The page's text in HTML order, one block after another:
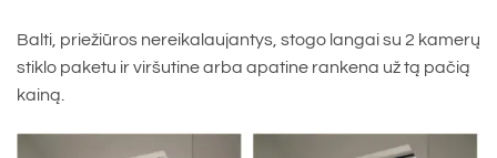
Balti, priežiūros nereikalaujantys, stogo langai su 2 kamerų
stiklo paketu ir viršutine arba apatine rankena už tą pačią
kainą.